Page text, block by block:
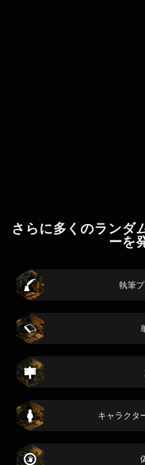
さらに多くのランダ
ーを
執筆
キャラクタ